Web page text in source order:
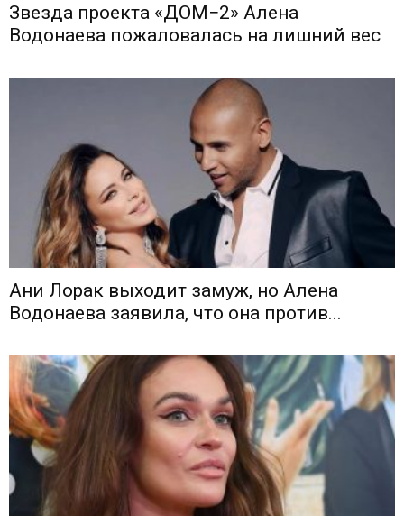
Звезда проекта «ДОМ−2» Алена
Водонаева пожаловалась на лишний вес
Ани Лорак выходит замуж, но Алена
Водонаева заявила, что она против...